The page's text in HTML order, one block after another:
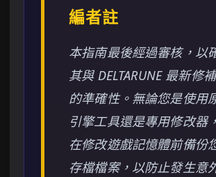
編者註
本指南最後經過審核，以
其與 DELTARUNE 最新修
的準確性。無論您是使用
引擎工具還是專用修改器
在修改遊戲記憶體前備份
存檔檔案，以防止發生意